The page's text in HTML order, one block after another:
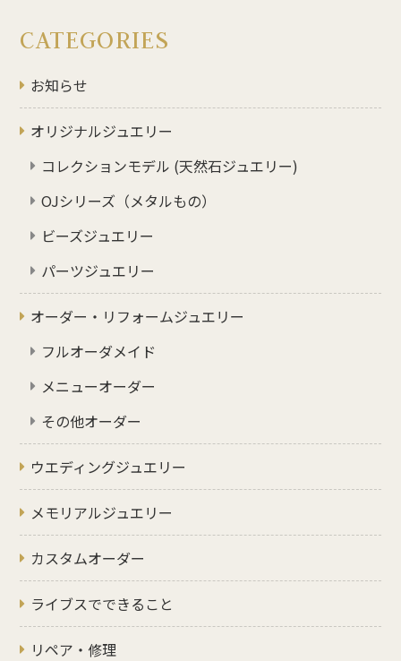
CATEGORIES
お知らせ
オリジナルジュエリー
コレクションモデル (天然石ジュエリー)
OJシリーズ（メタルもの）
ビーズジュエリー
パーツジュエリー
オーダー・リフォームジュエリー
フルオーダメイド
メニューオーダー
その他オーダー
ウエディングジュエリー
メモリアルジュエリー
カスタムオーダー
ライブスでできること
リペア・修理